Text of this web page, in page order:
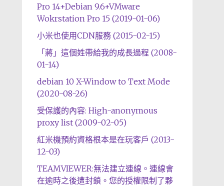
Pro 14+Debian 9.6+VMware
Wokrstation Pro 15 (2019-01-06)
小米也使用CDN服務 (2015-02-15)
「蔣」這個姓帶給我的成長過程 (2008-
01-14)
debian 10 X-Window to Text Mode
(2020-08-26)
受保護的內容: High-anonymous
proxy list (2009-02-05)
紅米機預約資格根本是在玩客戶 (2013-
12-03)
TEAMVIEWER:無法建立連線。連線會
在逾時之後遭封鎖。您的授權限制了夥